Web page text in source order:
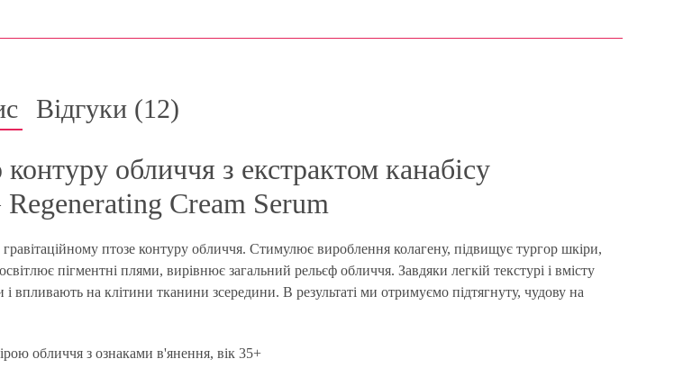
Відгуки (12)
обличчя з екстрактом канабісу
Cream Serum
птозе контуру обличчя. Стимулює вироблення колагену, підвищує тургор шкіри,
пігментні плями, вирівнює загальний рельєф обличчя. Завдяки легкій текстурі і вмісту
на клітини тканини зсередини. В результаті ми отримуємо підтягнуту, чудову на
обличчя з ознаками в'янення, вік 35+